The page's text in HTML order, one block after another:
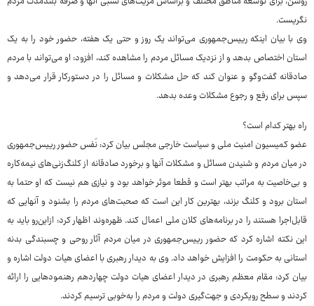
نگریست.
وی با بیان اینکه رییس‌جمهوری می‌تواند یک روز و حتی یک هفته، حضور خود را به یک
استان اختصاص بدهد و از نزدیک مسائل مردم را مشاهده کند، افزود: او می‌تواند با مردم
صادقانه گفت‌وگو و عنوان کند که حل مشکلات و مسائل را در دستورکار قرار می‌دهد و
سپس برای رفع و رجوع مشکلات وعده بدهد.
راه بهتر کدام است؟
عضو کمیسیون امنیت ملی و سیاست خارجی مجلس بیان کرد: نَفس حضور رییس‌جمهوری
در میان مردم و شنیدن مسائل و مشکلات آنها و برخورد صادقانه از کلنگ‌زنی‌های نیمه‌کاره
و بی‌خاصیت به مراتب بهتر است و قطعا موثر خواهد بود و نیازی هم نیست که او حتما به
استان برود و کلنگ بزند، بهترین کار این است که صحبت‌های مردم را بشنود و آنهایی که
قابل‌اجرا هستند را در برنامه‌های کلان ملی اعمال کند. ظهره‌وند اظهار کرد: ازاین‌رو باید به
این نکته اشاره کرد که حضور رییس‌جمهوری در میان مردم آثار روحی و چسبندگی بدنه
استانی به حکومت را افزایش خواهد داد. وی به دیدار رهبری با اعضای هیات دولت اشاره و
بیان کرد: مقام معظم رهبری در دیدار اعضای هیات دولت چهاردهم رهنمودهایی را ارائه
کردند و سطح رویکردی و جهت‌گیری دولت و مردم را به‌خوبی ترسیم کردند.